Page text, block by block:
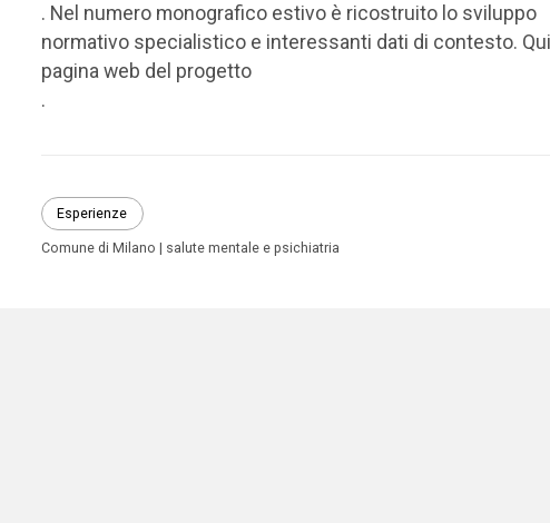
. Nel numero monografico estivo è ricostruito lo sviluppo
normativo specialistico e interessanti dati di contesto.
pagina web del progetto
.
Esperienze
Comune di Milano salute mentale e psichiatria